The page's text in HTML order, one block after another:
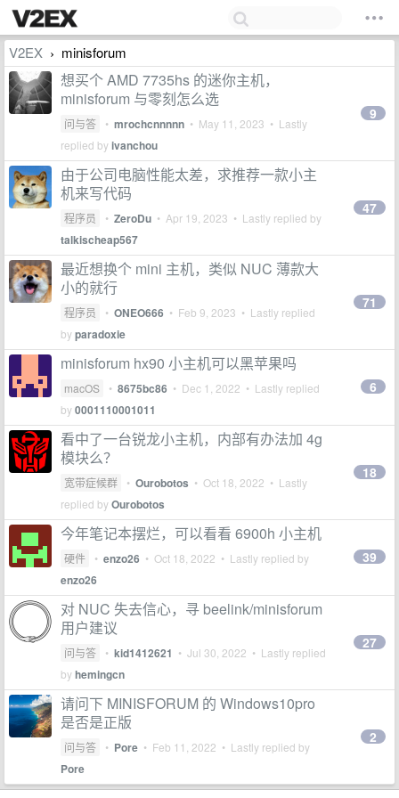
V2EX › minisforum
想买个 AMD 7735hs 的迷你主机，
minisforum 与零刻怎么选
问与答 • mrochcnnnnn • May 11, 2023 • Lastly
replied byivanchou
9
由于公司电脑性能太差，求推荐一款小主
机来写代码
程序员 • ZeroDu • Apr 19, 2023 • Lastly replied by
talkischeap567
47
最近想换个 mini 主机，类似 NUC 薄款大
小的就行
程序员 • ONEO666 • Feb 9, 2023 • Lastly replied
byparadoxie
71
minisforum hx90 小主机可以黑苹果吗
macOS • 8675bc86 • Dec 1, 2022 • Lastly replied
by0001110001011
6
看中了一台锐龙小主机，内部有办法加 4g
模块么？
宽带症候群 • Ourobotos • Oct 18, 2022 • Lastly
replied byOurobotos
18
今年笔记本摆烂，可以看看 6900h 小主机
硬件 • enzo26 • Oct 18, 2022 • Lastly replied by
enzo26
39
对 NUC 失去信心，寻 beelink/minisforum
用户建议
问与答 • kid1412621 • Jul 30, 2022 • Lastly replied
byhemingcn
27
请问下 MINISFORUM 的 Windows10pro
是否是正版
问与答 • Pore • Feb 11, 2022 • Lastly replied by
Pore
2